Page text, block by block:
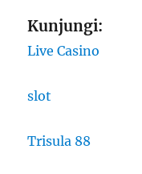
Kunjungi:
Live Casino
slot
Trisula 88